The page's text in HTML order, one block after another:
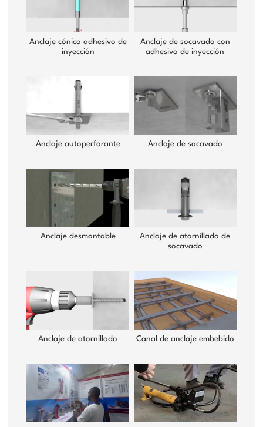
Anclaje cónico adhesivo de
inyección
Anclaje de socavado con
adhesivo de inyección
Anclaje autoperforante Anclaje de socavado
Anclaje desmontable
Anclaje de atornillado de
socavado
Anclaje de atornillado Canal de anclaje embebido